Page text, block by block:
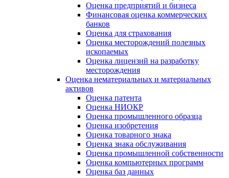
Оценка предприятий и бизнеса
Финансовая оценка коммерческих
банков
Оценка для страхования
Оценка месторождений полезных
ископаемых
Оценка лицензий на разработку
месторождения
Оценка нематериальных и материальных
активов
Оценка патента
Оценка НИОКР
Оценка промышленного образца
Оценка изобретения
Оценка товарного знака
Оценка знака обслуживания
Оценка промышленной собственности
Оценка компьютерных программ
Оценка баз данных